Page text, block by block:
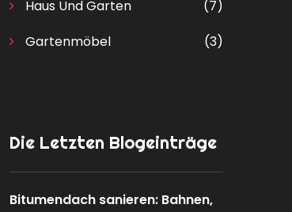
Haus Und Garten
(7)
Gartenmöbel
(3)
Die Letzten Blogeinträge
Bitumendach sanieren: Bahnen,